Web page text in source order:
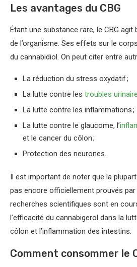
Les avantages du CBG
Étant une substance rare, le CBG agit
de l’organisme. Ses effets sur le
du cannabidiol. On peut citer entre
La réduction du stress oxydatif ;
La lutte contre les troubles
La lutte contre les inflammations ;
La lutte contre le glaucome, l’
et le cancer du côlon ;
Protection des neurones.
Il est important de noter que la
pas encore officiellement prouvés par
recherches scientifiques sont en
l’efficacité du cannabigerol dans la
côlon et l’inflammation des intestins.
Comment consommer le